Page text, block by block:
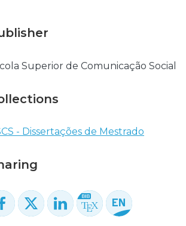
Superior de Comunicação Social
- Dissertações de Mestrado